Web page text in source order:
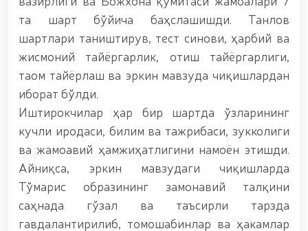
тадбирлар ўтказилди. // “8 март – Халқаро хотин
қизлар куни” муносабати билан Миллий гвардия
тизимида фаолият юритиб келаётган аёллар учун
тантанали байрам тадбири ташкил этилди //
Молиявий шаффофлик ва коррупциядан холи
муҳитни таъминлаш бўйича ўқув йиғини ўтказилди
// Аждодлар мероси – миллий ғурур ва
ватанпарварлик манбаи // Генерал-полковник
B.Tashmatov Тошкент “Темурбеклар мактаби”
ҳарбий академик лицейи фаолияти билан яқиндан
танишди. //Миллий гвардия қўмондони, генерал-
полковник B.Tashmatov Сирдарё ва Жиззах
вилоятида ўрганиш ишларини олиб борди //
“Ҳарбий таълим тизимида илм-фан ва педагогик
технологияларни ривожлантириш истиқболлари”
мавзусида республика ҳарбий илмий-амалий
та шарт бўйича баҳслашишди. Танлов
шартлари таништирув, тест синови, ҳарбий ва
жисмоний тайёргарлик, отиш тайёргарлиги,
таом тайёрлаш ва эркин мавзуда чиқишлардан
иборат бўлди.
Иштирокчилар ҳар бир шартда ўзларининг
кучли иродаси, билим ва тажрибаси, зукколиги
ва жамоавий ҳамжиҳатлигини намоён этишди.
Айниқса, эркин мавзудаги чиқишларда
Тўмарис образининг замонавий талқини
саҳнада гўзал ва таъсирли тарзда
гавдалантирилиб, томошабинлар ва ҳакамлар